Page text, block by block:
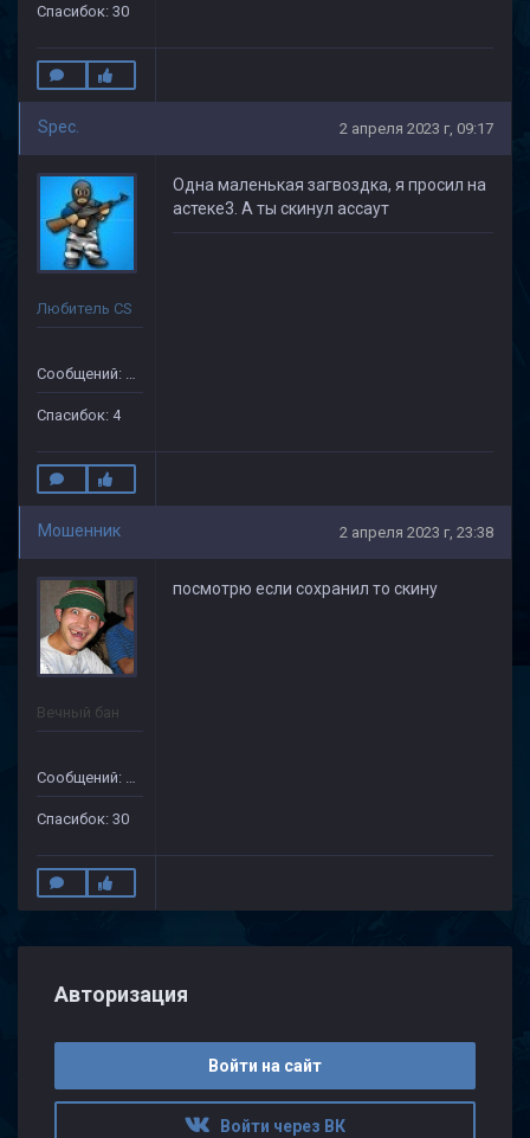
Спасибок: 30
Spec. 2 апреля 2023 г, 09:17
Любитель CS
Сообщений: 75
Спасибок: 4
Одна маленькая загвоздка, я просил на
астеке3. А ты скинул ассаут
Мошенник 2 апреля 2023 г, 23:38
Вечный бан
Сообщений: 133
Спасибок: 30
посмотрю если сохранил то скину
Авторизация
Войти на сайт
Войти через ВК